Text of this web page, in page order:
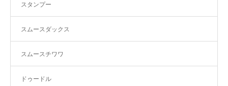
スタンプー
スムースダックス
スムースチワワ
ドゥードル